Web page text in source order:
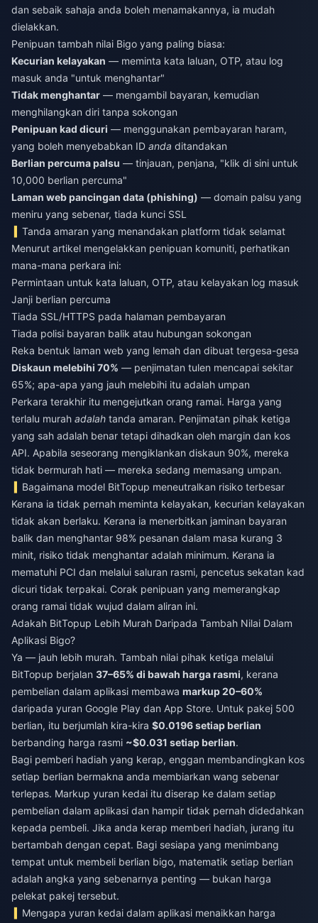
dan sebaik sahaja anda boleh menamakannya, ia mudah
dielakkan.
Penipuan tambah nilai Bigo yang paling biasa:
Kecurian kelayakan — meminta kata laluan, OTP, atau log
masuk anda "untuk menghantar"
Tidak menghantar — mengambil bayaran, kemudian
menghilangkan diri tanpa sokongan
Penipuan kad dicuri — menggunakan pembayaran haram,
yang boleh menyebabkan ID anda ditandakan
Berlian percuma palsu — tinjauan, penjana, "klik di sini untuk
10,000 berlian percuma"
Laman web pancingan data (phishing) — domain palsu yang
meniru yang sebenar, tiada kunci SSL
Tanda amaran yang menandakan platform tidak selamat
Menurut artikel mengelakkan penipuan komuniti, perhatikan
mana-mana perkara ini:
Permintaan untuk kata laluan, OTP, atau kelayakan log masuk
Janji berlian percuma
Tiada SSL/HTTPS pada halaman pembayaran
Tiada polisi bayaran balik atau hubungan sokongan
Reka bentuk laman web yang lemah dan dibuat tergesa-gesa
Diskaun melebihi 70% — penjimatan tulen mencapai sekitar
65%; apa-apa yang jauh melebihi itu adalah umpan
Perkara terakhir itu mengejutkan orang ramai. Harga yang
terlalu murah adalah tanda amaran. Penjimatan pihak ketiga
yang sah adalah benar tetapi dihadkan oleh margin dan kos
API. Apabila seseorang mengiklankan diskaun 90%, mereka
tidak bermurah hati — mereka sedang memasang umpan.
Bagaimana model BitTopup meneutralkan risiko terbesar
Kerana ia tidak pernah meminta kelayakan, kecurian kelayakan
tidak akan berlaku. Kerana ia menerbitkan jaminan bayaran
balik dan menghantar 98% pesanan dalam masa kurang 3
minit, risiko tidak menghantar adalah minimum. Kerana ia
mematuhi PCI dan melalui saluran rasmi, pencetus sekatan kad
dicuri tidak terpakai. Corak penipuan yang memerangkap
orang ramai tidak wujud dalam aliran ini.
Adakah BitTopup Lebih Murah Daripada Tambah Nilai Dalam
Aplikasi Bigo?
Ya — jauh lebih murah. Tambah nilai pihak ketiga melalui
BitTopup berjalan 37–65% di bawah harga rasmi, kerana
pembelian dalam aplikasi membawa markup 20–60%
daripada yuran Google Play dan App Store. Untuk pakej 500
berlian, itu berjumlah kira-kira $0.0196 setiap berlian
berbanding harga rasmi ~$0.031 setiap berlian.
Bagi pemberi hadiah yang kerap, enggan membandingkan kos
setiap berlian bermakna anda membiarkan wang sebenar
terlepas. Markup yuran kedai itu diserap ke dalam setiap
pembelian dalam aplikasi dan hampir tidak pernah didedahkan
kepada pembeli. Jika anda kerap memberi hadiah, jurang itu
bertambah dengan cepat. Bagi sesiapa yang menimbang
tempat untuk membeli berlian bigo, matematik setiap berlian
adalah angka yang sebenarnya penting — bukan harga
pelekat pakej tersebut.
Mengapa yuran kedai dalam aplikasi menaikkan harga